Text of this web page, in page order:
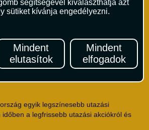
segítségével kiválaszthatja azt
sütiket kívánja engedélyezni.
Mindent
elutasítok
Mindent
elfogadok
Feltételek
Szerződési Feltételek
Feltételek
egyik legszínesebb utazási
a legfrissebb utazási akciókról és